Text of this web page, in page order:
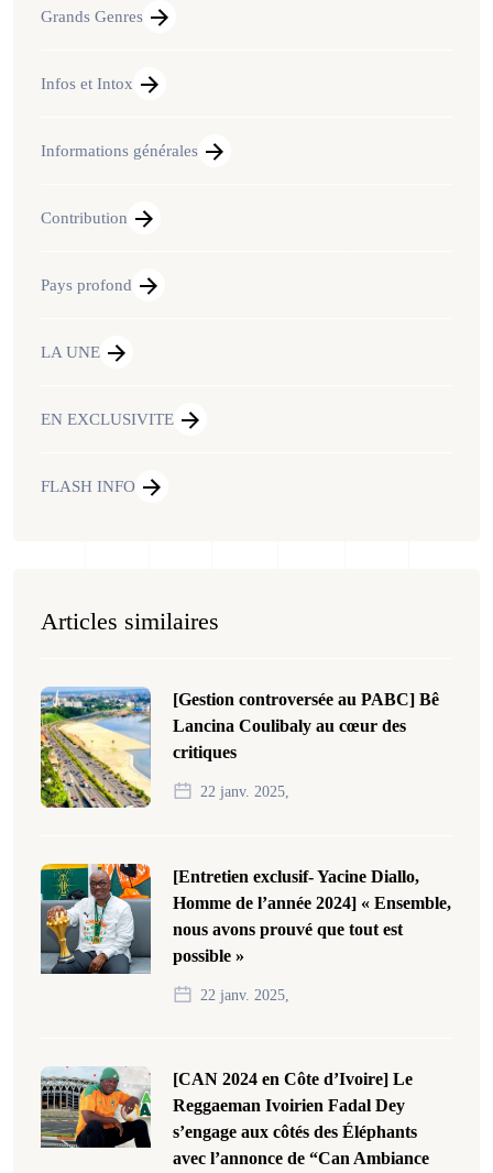
Grands Genres
Infos et Intox
Informations générales
Contribution
Pays profond
LA UNE
EN EXCLUSIVITE
FLASH INFO
Articles similaires
[Gestion controversée au PABC] Bê
Lancina Coulibaly au cœur des
critiques
22 janv. 2025,
[Entretien exclusif- Yacine Diallo,
Homme de l’année 2024] « Ensemble,
nous avons prouvé que tout est
possible »
22 janv. 2025,
[CAN 2024 en Côte d’Ivoire] Le
Reggaeman Ivoirien Fadal Dey
s’engage aux côtés des Éléphants
avec l’annonce de “Can Ambiance